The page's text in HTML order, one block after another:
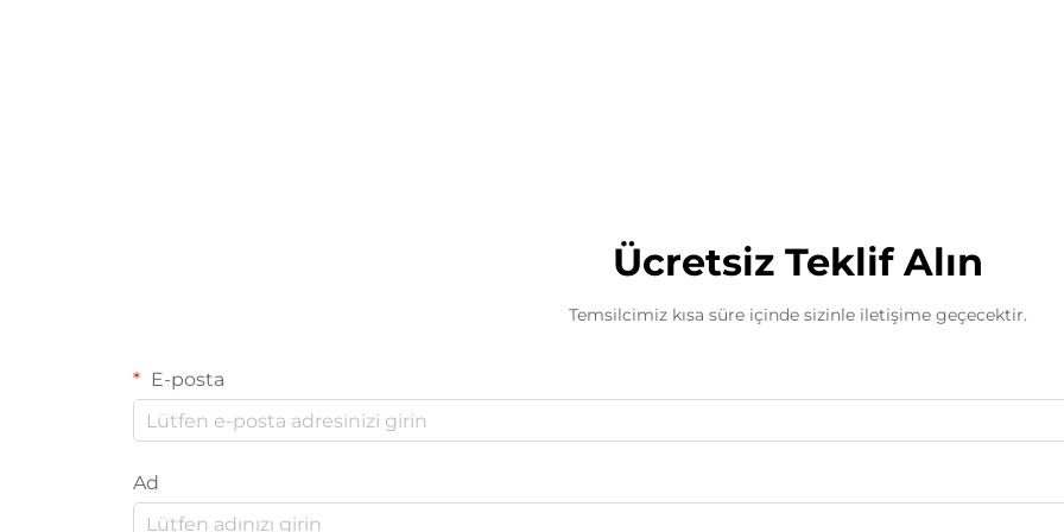
Ücretsiz Teklif Alın
Temsilcimiz kısa süre içinde sizinle iletişime geçecektir.
E-posta
Ad